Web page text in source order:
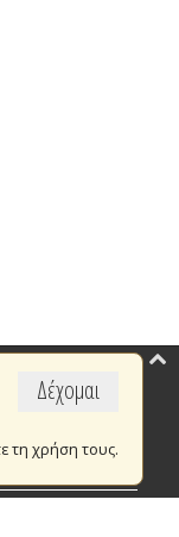
Δέχομαι
τη χρήση τους.